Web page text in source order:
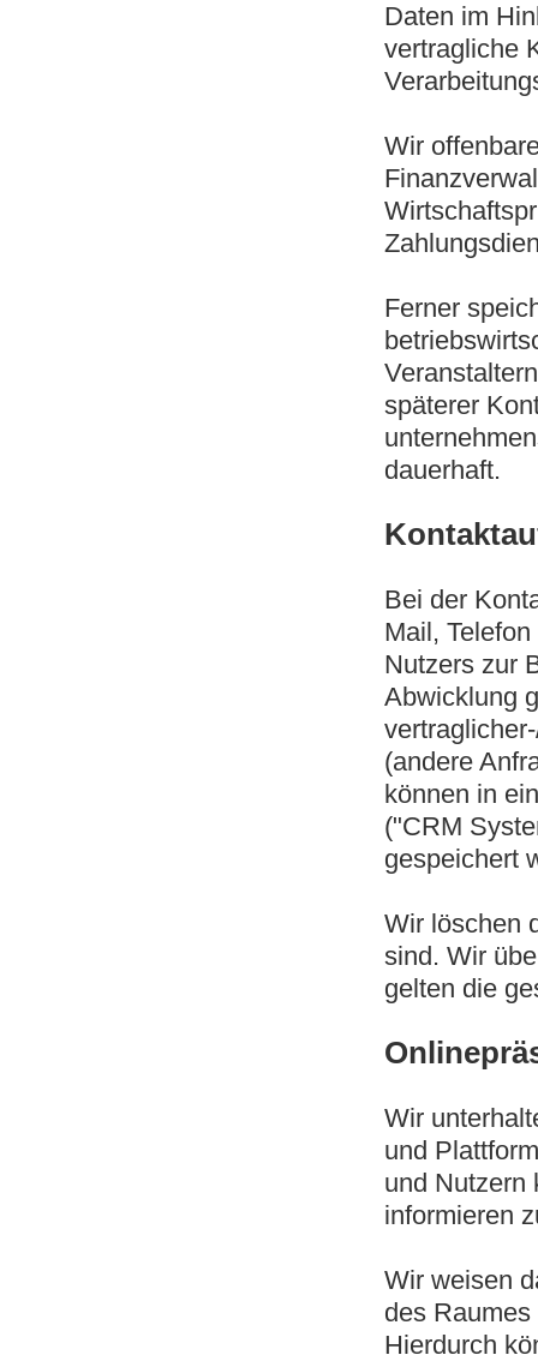
Daten im
vertragliche
Wir
Ferner
späterer
dauerhaft.
Bei der
Mail,
Nutzers zur
Abwicklung
(andere
können in
("CRM
gespeichert
Wir löschen
sind. Wir
gelten die
Wir
und
und Nutzern
informieren
Wir weisen
des
Hierdurch